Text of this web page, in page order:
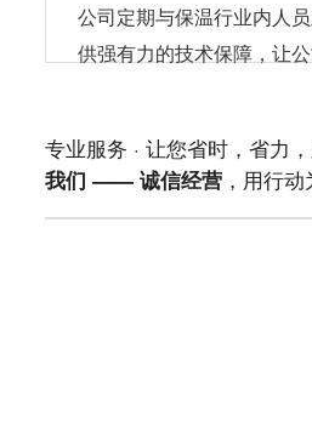
公司定期与保温行业内人
供强有力的技术保障，让
专业服务 · 让您省时，省力
我们 —— 诚信经营 ，用行